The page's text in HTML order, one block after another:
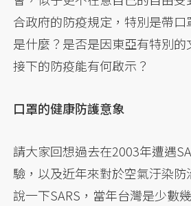
合政府的防疫規定，特別是帶
是什麼？是否是因東亞有特別
接下的防疫能有何啟示？
口罩的健康防護意象
請大家回想過去在2003年遭遇
驗，以及近年來對於空氣汙染
說一下SARS，當年台灣是少數